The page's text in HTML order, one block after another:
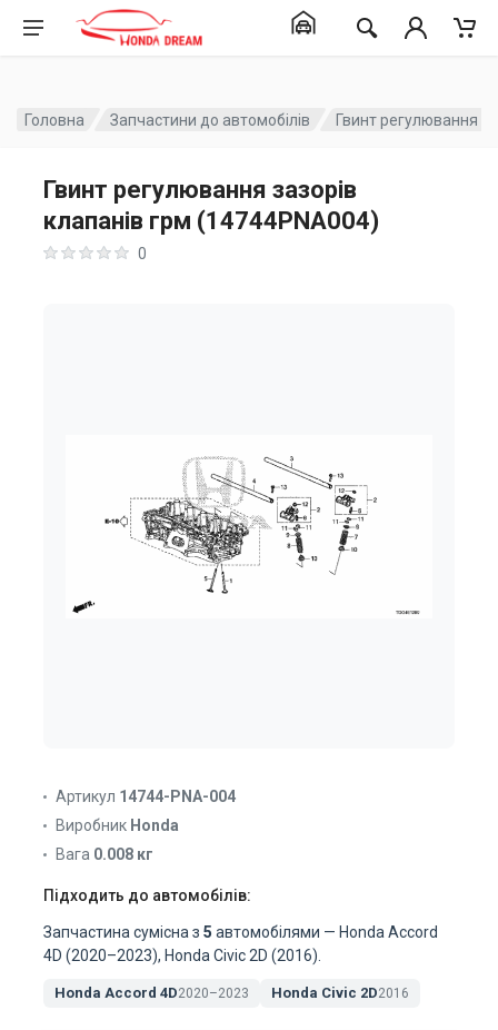
Головна Запчастини до автомобілів Гвинт регулювання
Гвинт регулювання зазорів
клапанів грм (14744PNA004)
0
Артикул 14744-PNA-004
Виробник Honda
Вага 0.008 кг
Підходить до автомобілів:
Запчастина сумісна з 5 автомобілями — Honda Accord
4D (2020–2023), Honda Civic 2D (2016).
Honda Accord 4D2020–2023 Honda Civic 2D2016